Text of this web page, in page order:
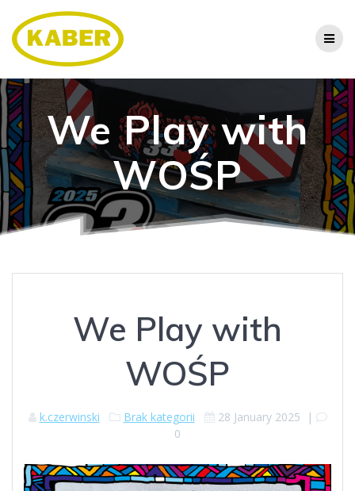
We Play with
WOŚP
We Play with
WOŚP
k.czerwinski Brak kategorii 28 January 2025 |
0